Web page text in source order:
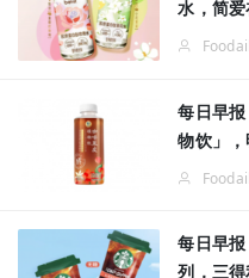
水，简
系列新品
每日早
物饮」
比增长
每日早
列，三